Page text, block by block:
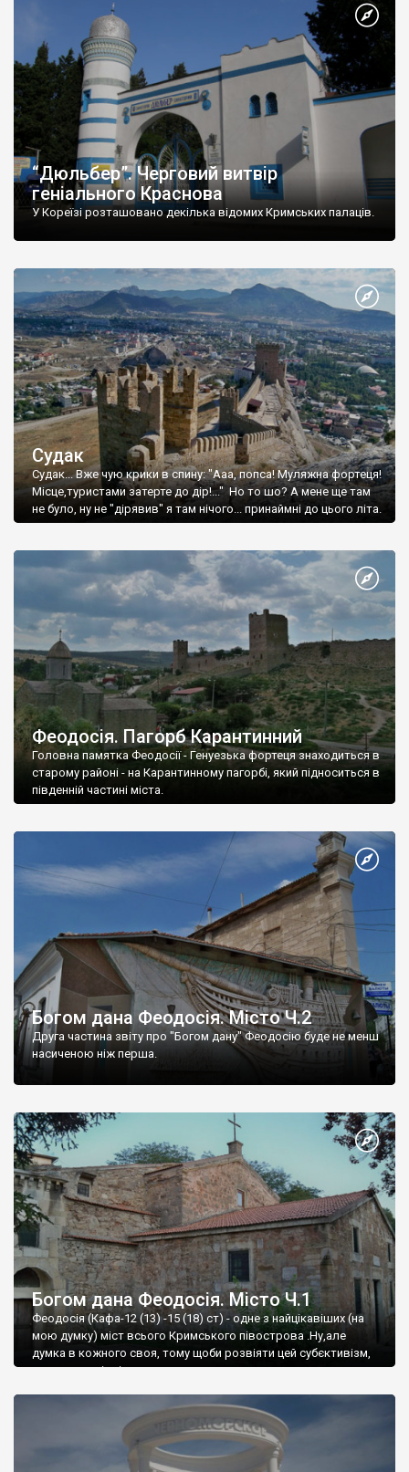
“Дюльбер”. Черговий витвір
геніального Краснова
У Кореїзі розташовано декілька відомих Кримських палаців.
Судак
Судак... Вже чую крики в спину: "Ааа, попса! Муляжна фортеця!
Місце,туристами затерте до дір!..." Но то шо? А мене ще там
не було, ну не "дірявив" я там нічого... принаймні до цього літа.
Феодосія. Пагорб Карантинний
Головна памятка Феодосії - Генуезька фортеця знаходиться в
старому районі - на Карантинному пагорбі, який підноситься в
південній частині міста.
Богом дана Феодосія. Місто Ч.2
Друга частина звіту про "Богом дану" Феодосію буде не менш
насиченою ніж перша.
Богом дана Феодосія. Місто Ч.1
Феодосія (Кафа-12 (13) -15 (18) ст) - одне з найцікавіших (на
мою думку) міст всього Кримського півострова .Ну,але
думка в кожного своя, тому щоби розвіяти цей субєктивізм,
запрошую відвідати це